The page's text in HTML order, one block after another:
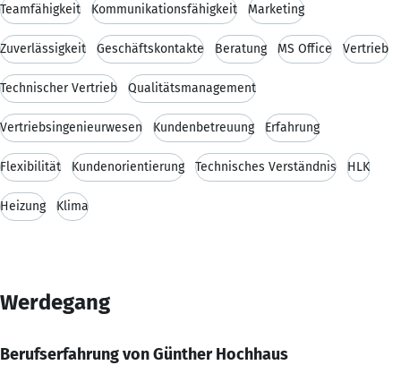
Teamfähigkeit Kommunikationsfähigkeit Marketing
Zuverlässigkeit Geschäftskontakte Beratung MS Office Vertrieb
Technischer Vertrieb Qualitätsmanagement
Vertriebsingenieurwesen Kundenbetreuung Erfahrung
Flexibilität Kundenorientierung Technisches Verständnis HLK
Heizung Klima
Werdegang
Berufserfahrung von Günther Hochhaus